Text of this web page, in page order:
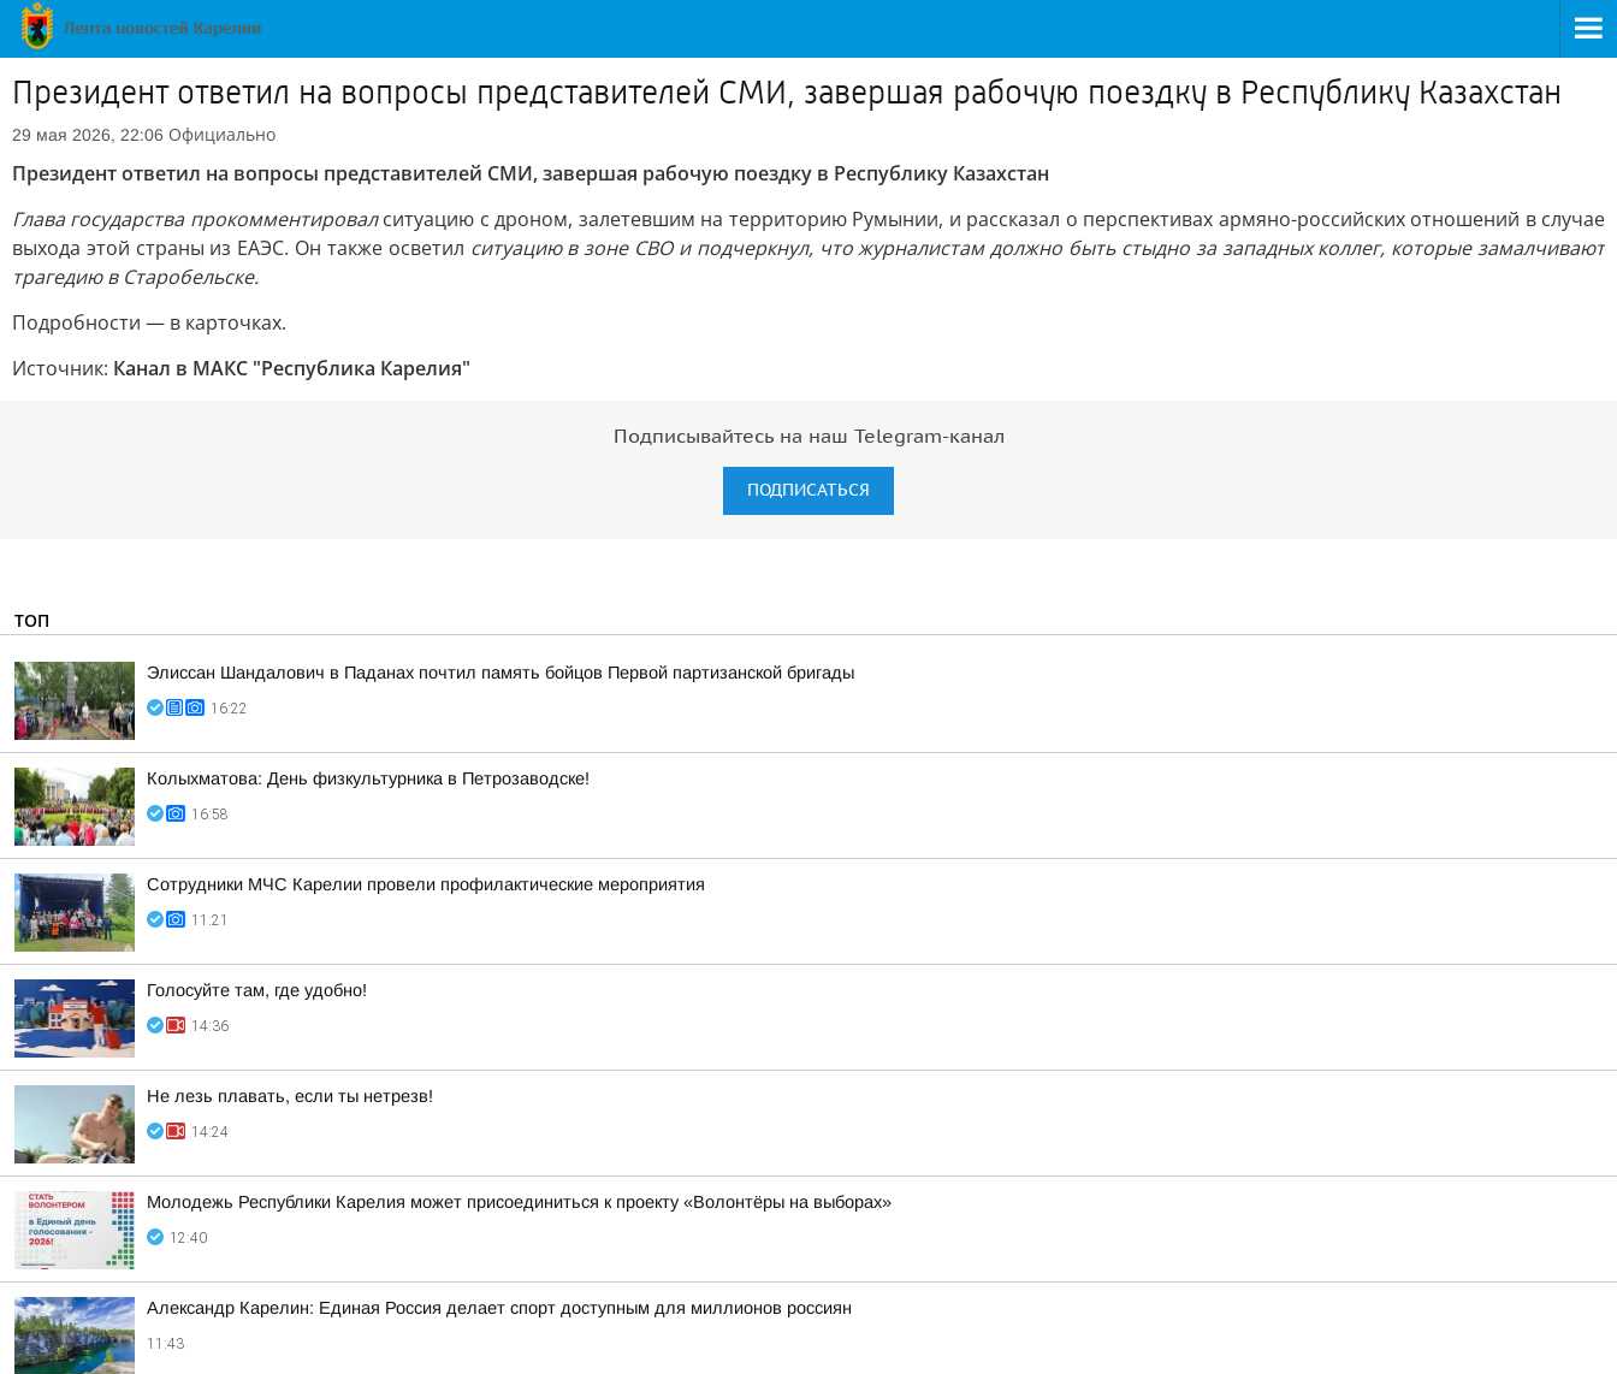
Президент ответил на вопросы представителей СМИ, завершая рабочую поездку в Республику Казахстан
29 мая 2026, 22:06 Официально
Президент ответил на вопросы представителей СМИ, завершая рабочую поездку в Республику Казахстан
Глава государства прокомментировалситуацию с дроном, залетевшим на территорию Румынии, и рассказал о перспективах армяно-российских отношений в случае
выхода этой страны из ЕАЭС. Он также осветил ситуацию в зоне СВО и подчеркнул, что журналистам должно быть стыдно за западных коллег, которые замалчивают
трагедию в Старобельске.
Подробности — в карточках.
Источник: Канал в МАКС "Республика Карелия"
Подписывайтесь на наш Telegram-канал
ПОДПИСАТЬСЯ
ТОП
Элиссан Шандалович в Паданах почтил память бойцов Первой партизанской бригады
16:22
Колыхматова: День физкультурника в Петрозаводске!
16:58
Сотрудники МЧС Карелии провели профилактические мероприятия
11:21
Голосуйте там, где удобно!
14:36
Не лезь плавать, если ты нетрезв!
14:24
Молодежь Республики Карелия может присоединиться к проекту «Волонтёры на выборах»
12:40
Александр Карелин: Единая Россия делает спорт доступным для миллионов россиян
11:43